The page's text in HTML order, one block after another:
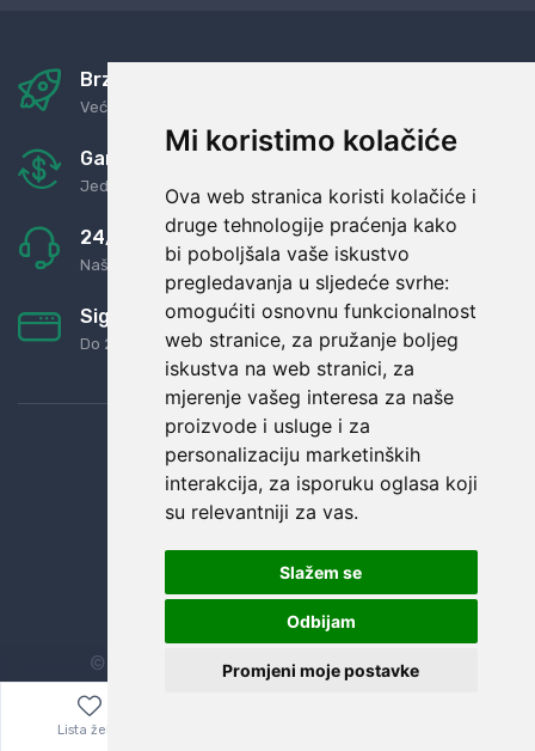
Mi koristimo kolačiće
Ova web stranica koristi kolačiće i
druge tehnologije praćenja kako
bi poboljšala vaše iskustvo
pregledavanja u sljedeće svrhe:
omogućiti osnovnu funkcionalnost
web stranice, za pružanje boljeg
iskustva na web stranici, za
mjerenje vašeg interesa za naše
proizvode i usluge i za
personalizaciju marketinških
interakcija, za isporuku oglasa koji
su relevantniji za vas.
Slažem se
Odbijam
Promjeni moje postavke
Brza i sigurna dostava
Već za nekoliko dana kod vas
Garancija u povrat novaca
Jednostavno pravilo: Roba za novac
24/7 odlična podrška
Naši agenti uvijek na raspolaganju
Sigurno obročno plaćanje
Do 24 rata bez kamata
© Sva prava zadržana. Dopi grupa d.o.o.
Lista želja